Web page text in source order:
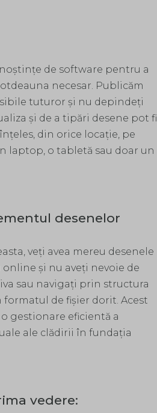
de software pentru a
necesar. Publicăm
tuturor și nu depindeți
și de a tipări desene pot fi
din orice locație, pe
laptop, o tabletă sau doar un
desenelor
veți avea mereu desenele
și nu aveți nevoie de
sau navigați prin structura
de fișier dorit. Acest
gestionare eficientă a
ale clădirii în fundaţia
vedere: